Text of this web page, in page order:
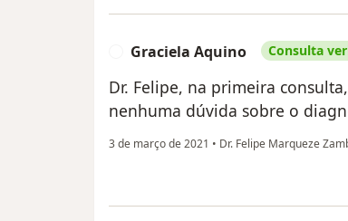
Graciela Aquino Consulta
Dr. Felipe, na primeira
nenhuma dúvida sobre o
3 de março de 2021 • Dr. Felipe Marqueze